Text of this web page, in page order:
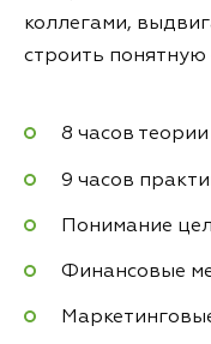
коллегами,
строить понятную
8 часов теории
9 часов
Понимание
Финансовые